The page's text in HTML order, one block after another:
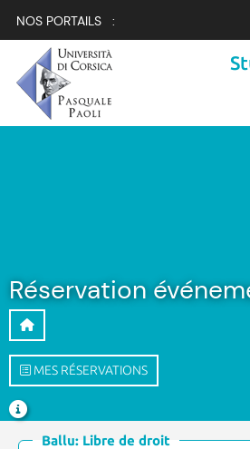
NOS PORTAILS :
Réservation
MES RÉSERVATIONS
Ballu: Libre de droit